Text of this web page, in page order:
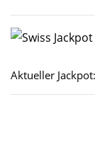
Aktueller